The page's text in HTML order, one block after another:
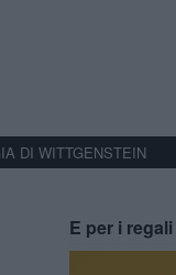
DI WITTGENSTEIN
E per i